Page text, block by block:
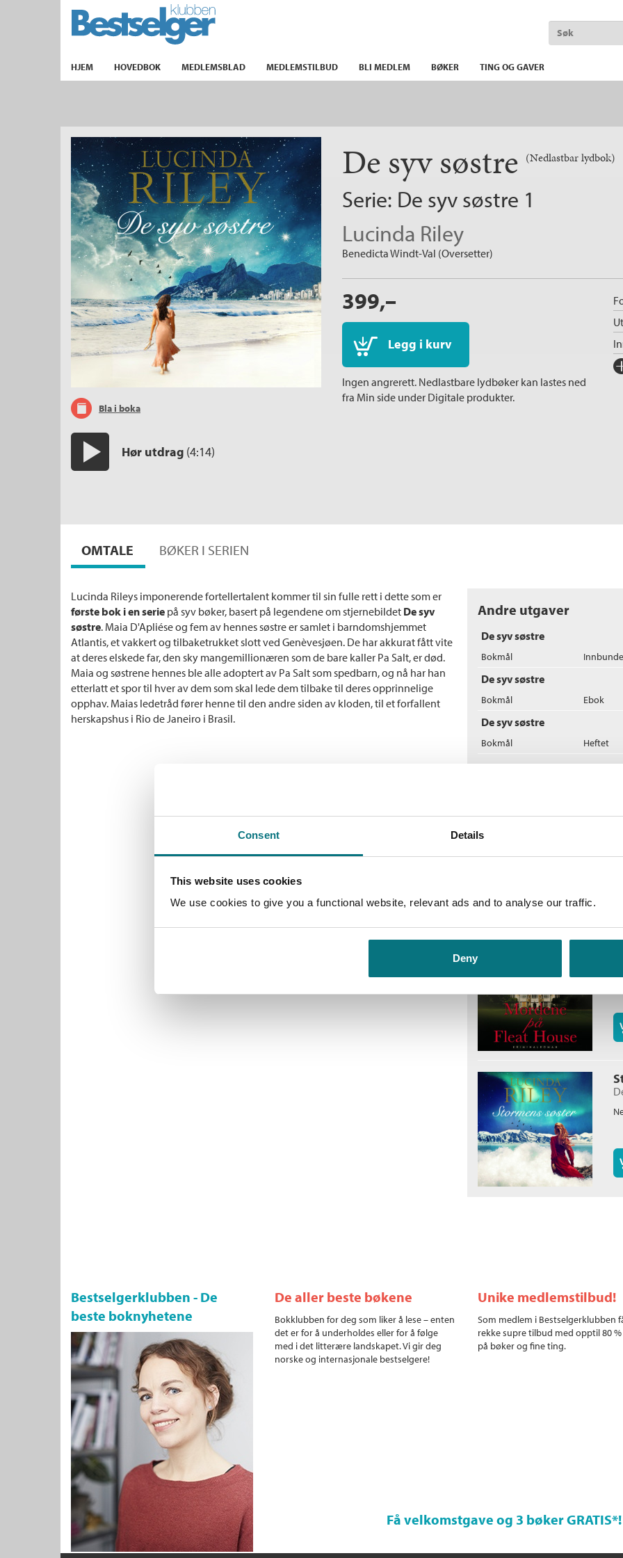
Consent Details
This website uses cookies
We use cookies to give you a functional website, relevant ads and to analyse our traffic.
Deny
TIL FORSIDEN
HJEM HOVEDBOK MEDLEMSBLAD MEDLEMSTILBUD BLI MEDLEM BØKER TING OG GAVER
Bla i boka
Hør utdrag (4:14)
De syv søstre (Nedlastbar lydbok)
Serie: De syv søstre 1
Lucinda Riley
Benedicta Windt-Val (Oversetter)
399,–
Legg i kurv
Ingen angrerett. Nedlastbare lydbøker kan lastes ned
fra Min side under Digitale produkter.
OMTALE BØKER I SERIEN
Lucinda Rileys imponerende fortellertalent kommer til sin fulle rett i dette som er
første bok i en serie på syv bøker, basert på legendene om stjernebildet De syv
søstre. Maia D'Apliése og fem av hennes søstre er samlet i barndomshjemmet
Atlantis, et vakkert og tilbaketrukket slott ved Genèvesjøen. De har akkurat fått vite
at deres elskede far, den sky mangemillionæren som de bare kaller Pa Salt, er død.
Maia og søstrene hennes ble alle adoptert av Pa Salt som spedbarn, og nå har han
etterlatt et spor til hver av dem som skal lede dem tilbake til deres opprinnelige
opphav. Maias ledetråd fører henne til den andre siden av kloden, til et forfallent
herskapshus i Rio de Janeiro i Brasil.
Andre utgaver
De syv søstre
Bokmål
De syv søstre
Bokmål Ebok
De syv søstre
Bokmål Heftet
Bestselgerklubben - De
beste boknyhetene
De aller beste bøkene
Bokklubben for deg som liker å lese – enten
det er for å underholdes eller for å følge
med i det litterære landskapet. Vi gir deg
norske og internasjonale bestselgere!
Unike medlemstilbud!
Som medlem i Bestselgerklubben
rekke supre tilbud med opptil 80
på bøker og fine ting.
Få velkomstgave og 3 bøker GRATIS*!